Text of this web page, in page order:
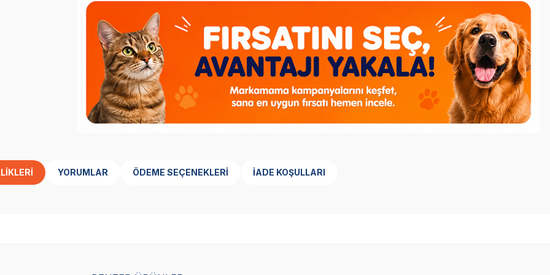
YORUMLAR ÖDEME SEÇENEKLERI İADE KOŞULLARI